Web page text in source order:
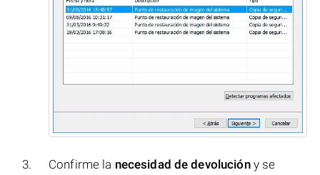
Confirme la necesidad de devolucióny se